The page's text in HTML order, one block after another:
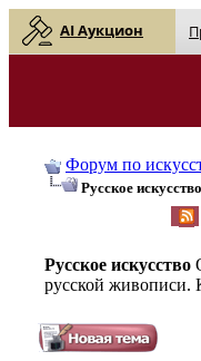
AI Аукцион
Форум по
Русское искусство
Русское искусство
русской живописи.